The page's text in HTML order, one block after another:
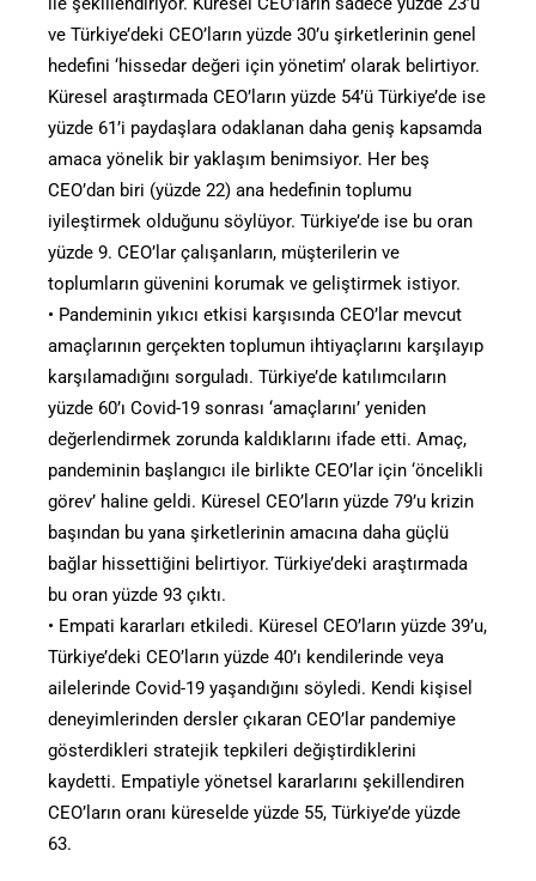
ve Türkiye’deki CEO’ların yüzde 30’u şirketlerinin genel
hedefini ‘hissedar değeri için yönetim’ olarak belirtiyor.
Küresel araştırmada CEO’ların yüzde 54’ü Türkiye’de ise
yüzde 61’i paydaşlara odaklanan daha geniş kapsamda
amaca yönelik bir yaklaşım benimsiyor. Her beş
CEO’dan biri (yüzde 22) ana hedefinin toplumu
iyileştirmek olduğunu söylüyor. Türkiye’de ise bu oran
yüzde 9. CEO’lar çalışanların, müşterilerin ve
toplumların güvenini korumak ve geliştirmek istiyor.
• Pandeminin yıkıcı etkisi karşısında CEO’lar mevcut
amaçlarının gerçekten toplumun ihtiyaçlarını karşılayıp
karşılamadığını sorguladı. Türkiye’de katılımcıların
yüzde 60’ı Covid-19 sonrası ‘amaçlarını’ yeniden
değerlendirmek zorunda kaldıklarını ifade etti. Amaç,
pandeminin başlangıcı ile birlikte CEO’lar için ‘öncelikli
görev’ haline geldi. Küresel CEO’ların yüzde 79’u krizin
başından bu yana şirketlerinin amacına daha güçlü
bağlar hissettiğini belirtiyor. Türkiye’deki araştırmada
bu oran yüzde 93 çıktı.
• Empati kararları etkiledi. Küresel CEO’ların yüzde 39’u,
Türkiye’deki CEO’ların yüzde 40’ı kendilerinde veya
ailelerinde Covid-19 yaşandığını söyledi. Kendi kişisel
deneyimlerinden dersler çıkaran CEO’lar pandemiye
gösterdikleri stratejik tepkileri değiştirdiklerini
kaydetti. Empatiyle yönetsel kararlarını şekillendiren
CEO’ların oranı küreselde yüzde 55, Türkiye’de yüzde
63.